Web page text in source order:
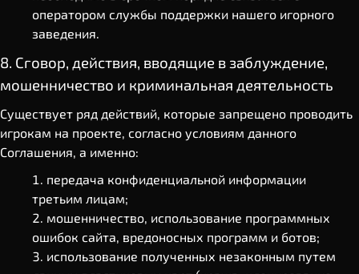
оператором службы поддержки нашего игорного
заведения.
8. Сговор, действия, вводящие в заблуждение,
мошенничество и криминальная деятельность
Существует ряд действий, которые запрещено проводить
игрокам на проекте, согласно условиям данного
Соглашения, а именно:
передача конфиденциальной информации
третьим лицам;
мошенничество, использование программных
ошибок сайта, вредоносных программ и ботов;
использование полученных незаконным путем